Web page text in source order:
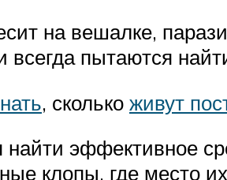
на вешалке,
всегда пытаются
, сколько живут
эффективное
клопы, где место